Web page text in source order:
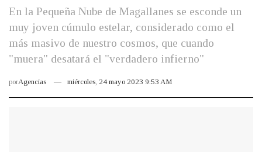
En la Pequeña Nube de Magallanes se esconde un
muy joven cúmulo estelar, considerado como el
más masivo de nuestro cosmos, que cuando
"muera" desatará el "verdadero infierno"
porAgencias miércoles, 24 mayo 2023 9:53 AM